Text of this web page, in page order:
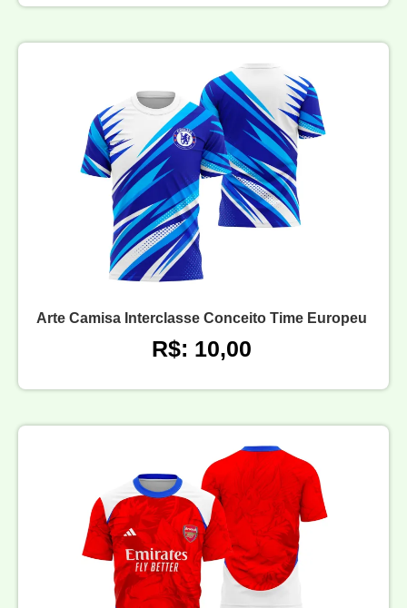
Arte Camisa Interclasse Conceito Time Europeu
R$: 10,00